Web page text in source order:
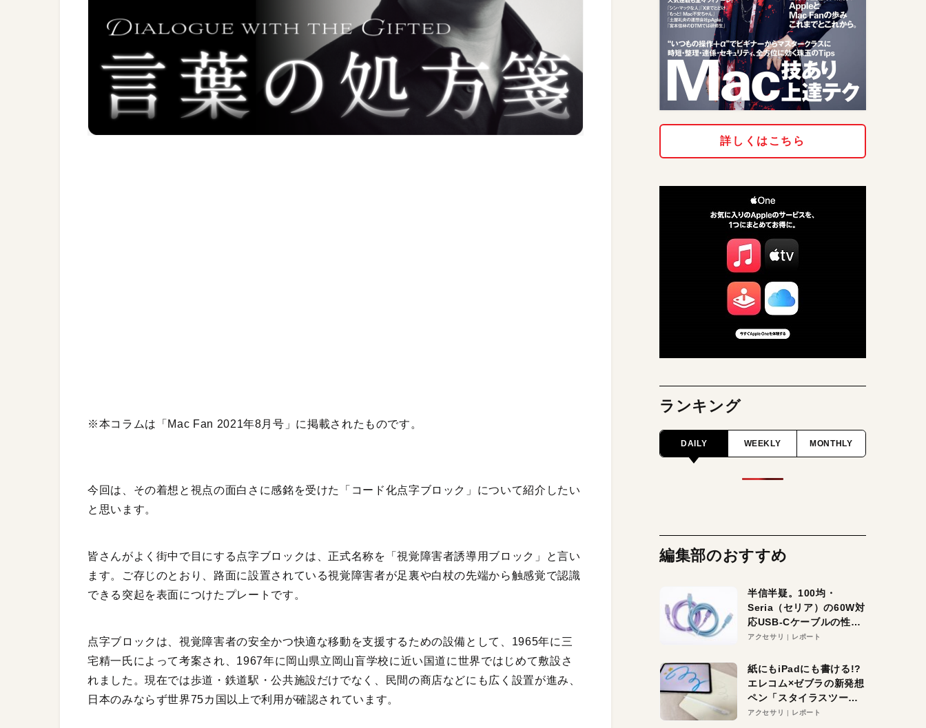
※本コラムは「Mac Fan 2021年8月号」に掲載されたものです。
今回は、その着想と視点の面白さに感銘を受けた「コード化点字ブロック」について紹介したい
と思います。
皆さんがよく街中で目にする点字ブロックは、正式名称を「視覚障害者誘導用ブロック」と言い
ます。ご存じのとおり、路面に設置されている視覚障害者が足裏や白杖の先端から触感覚で認識
できる突起を表面につけたプレートです。
点字ブロックは、視覚障害者の安全かつ快適な移動を支援するための設備として、1965年に三
宅精一氏によって考案され、1967年に岡山県立岡山盲学校に近い国道に世界ではじめて敷設さ
れました。現在では歩道・鉄道駅・公共施設だけでなく、民間の商店などにも広く設置が進み、
日本のみならず世界75カ国以上で利用が確認されています。
詳しくはこちら
ランキング
DAILY WEEKLY MONTHLY
編集部のおすすめ
半信半疑。100均・
Seria（セリア）の60W対
応USB-Cケーブルの性能
を検証。超コスパの1本を
アクセサリ レポート
紙にもiPadにも書ける!?
エレコム×ゼブラの新発想
ペン「スタイラスツーウ
ェイ」レビュー。持ち替
アクセサリ レポート